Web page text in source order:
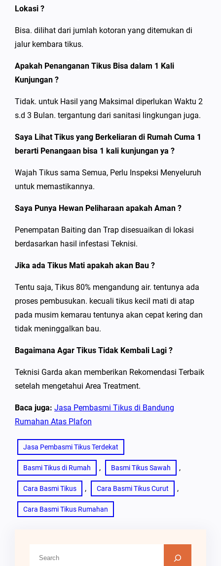
Lokasi ?
Bisa. dilihat dari jumlah kotoran yang ditemukan di
jalur kembara tikus.
Apakah Penanganan Tikus Bisa dalam 1 Kali
Kunjungan ?
Tidak. untuk Hasil yang Maksimal diperlukan Waktu 2
s.d 3 Bulan. tergantung dari sanitasi lingkungan juga.
Saya Lihat Tikus yang Berkeliaran di Rumah Cuma 1
berarti Penangaan bisa 1 kali kunjungan ya ?
Wajah Tikus sama Semua, Perlu Inspeksi Menyeluruh
untuk memastikannya.
Saya Punya Hewan Peliharaan apakah Aman ?
Penempatan Baiting dan Trap disesuaikan di lokasi
berdasarkan hasil infestasi Teknisi.
Jika ada Tikus Mati apakah akan Bau ?
Tentu saja, Tikus 80% mengandung air. tentunya ada
proses pembusukan. kecuali tikus kecil mati di atap
pada musim kemarau tentunya akan cepat kering dan
tidak meninggalkan bau.
Bagaimana Agar Tikus Tidak Kembali Lagi ?
Teknisi Garda akan memberikan Rekomendasi Terbaik
setelah mengetahui Area Treatment.
Baca juga: Jasa Pembasmi Tikus di Bandung
Rumahan Atas Plafon
Jasa Pembasmi Tikus Terdekat
Basmi Tikus di Rumah , Basmi Tikus Sawah ,
Cara Basmi Tikus , Cara Basmi Tikus Curut ,
Cara Basmi Tikus Rumahan